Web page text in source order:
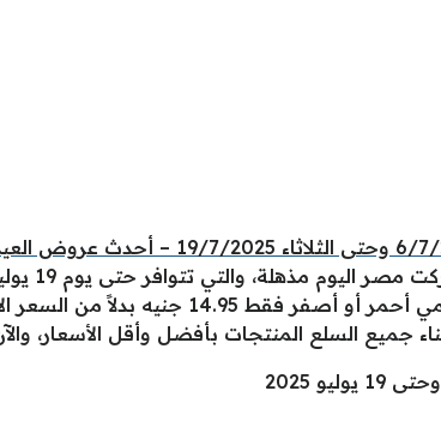
جميع السلع المنتجات بأفضل وأقل الأسعار،
2025